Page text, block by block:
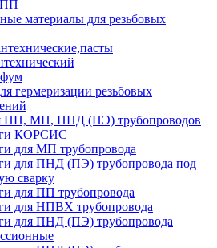
ПП
материалы для резьбовых
гермеризации резьбовых
ПП, МП, ПНД (ПЭ) трубопроводов
КОРСИС
для МП трубопровода
для ПНД (ПЭ) трубопровода под
сварку
для ПП трубопровода
для НПВХ трубопровода
для ПНД (ПЭ) трубопровода